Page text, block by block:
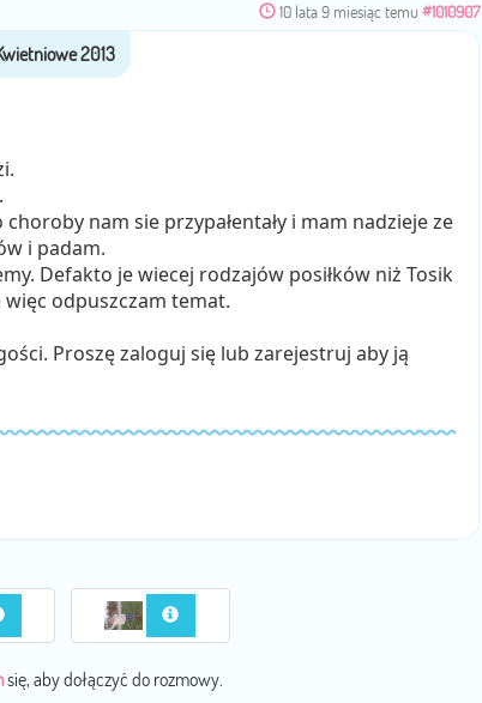
10 lata 9 miesiąc temu #1010907
nam sie przypałentały i mam nadzieje ze
i padam.
Defakto je wiecej rodzajów posiłków niż Tosik
odpuszczam temat.
Proszę zaloguj się lub zarejestruj aby ją
się, aby dołączyć do rozmowy.